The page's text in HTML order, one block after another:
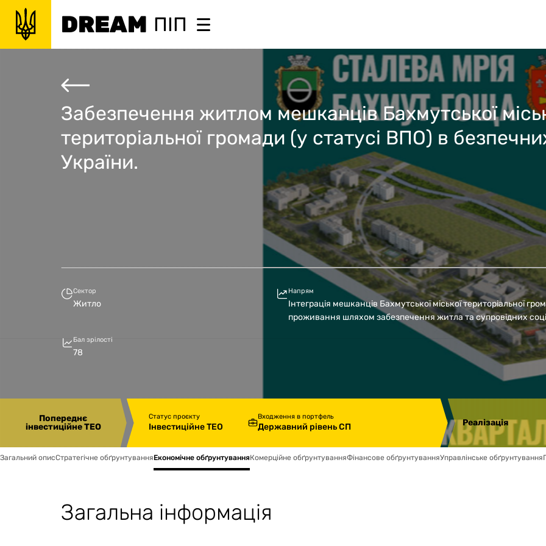
DREAM ПІП
Забезпечення житлом мешканців Бахмутської
територіальної громади (у статусі ВПО) в
України.
Сектор
Житло
Напрям
Інтеграція мешканців Бахмутської міської територіальної
проживання шляхом забезпечення житла та супровідних
Бал зрілості
78
Попереднє
інвестиційне ТЕО
Статус проєкту
Інвестиційне ТЕО
Входження в портфель
Державний рівень СП Реалізація
Загальний описСтратегічне обґрунтуванняЕкономічне обґрунтуванняКомерційне обґрунтуванняФінансове обґрунтуванняУправлінське обґрунтування
Загальна інформація